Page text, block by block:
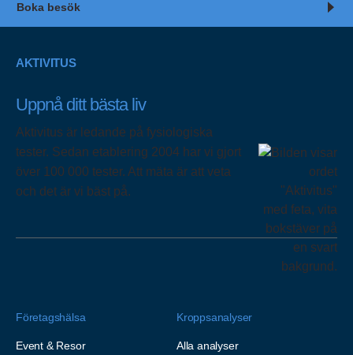
Boka besök
AKTIVITUS
Uppnå ditt bästa liv
Aktivitus är ledande på fysiologiska
tester. Sedan etablering 2004 har vi gjort
över 100 000 tester. Att mäta är att veta
och det är vi bäst på.
Företagshälsa
Event & Resor
Kroppsanalyser
Alla analyser